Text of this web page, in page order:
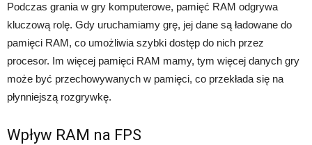
Podczas grania w gry komputerowe, pamięć RAM odgrywa
kluczową rolę. Gdy uruchamiamy grę, jej dane są ładowane do
pamięci RAM, co umożliwia szybki dostęp do nich przez
procesor. Im więcej pamięci RAM mamy, tym więcej danych gry
może być przechowywanych w pamięci, co przekłada się na
płynniejszą rozgrywkę.
Wpływ RAM na FPS